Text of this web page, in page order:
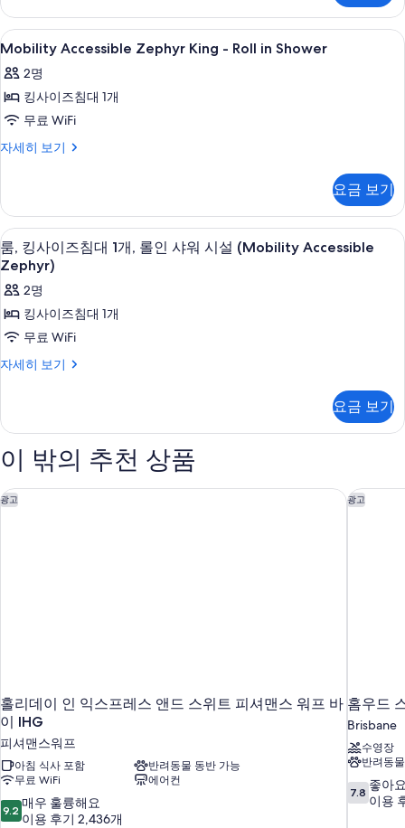
두
보
기
히
기
모
두
보
기
with
Balcony
자
히
보
Mobility
Accessible
Zephyr
King
-
Roll
사
진
모
두
보
기
고급 침구, 필로우탑 침대, 객실 내 금고
5
Mobility Accessible Zephyr King - Roll in Shower
2명
킹사이즈침대 1개
무료 WiFi
자세히 보기
Mobility
-
Roll
in
Shower
세
히
기
요금 보기
룸,
킹
사
이
즈
침
개,
롤
인
샤
모
두
보
기
고급 침구, 필로우탑 침대, 객실 내 금고
5
룸, 킹사이즈침대 1개, 롤인 샤워 시설 (Mobility Accessible
Zephyr)
2명
킹사이즈침대 1개
무료 WiFi
자세히 보기
룸,
즈
대
개,
롤
보
기
요금 보기
이 밖의 추천 상품
광고
홀리데이 인 익스프레스 앤드 스위트 피셔맨스 워프 바
이 IHG
피셔맨스워프
아침 식사 포함
반려동물 동반 가능
무료 WiFi
에어컨
10
점
9.2 매우 훌륭해요
이용 후기 2,436개
홀리데이 인 익스프레스 앤드 스위트 피셔맨스 워프 바이 IHG
광고
홈우드
Brisbane
수영장
반려동
10
점
7.8 좋아
이용
홈우드